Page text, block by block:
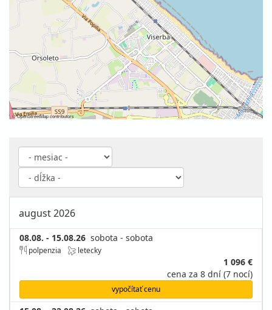
©OpenStreetMapcontributors
august 2026
08.08. - 15.08.26 sobota - sobota
polpenzia letecky
1 096 €
cena za 8 dní (7 nocí)
vypočítať cenu